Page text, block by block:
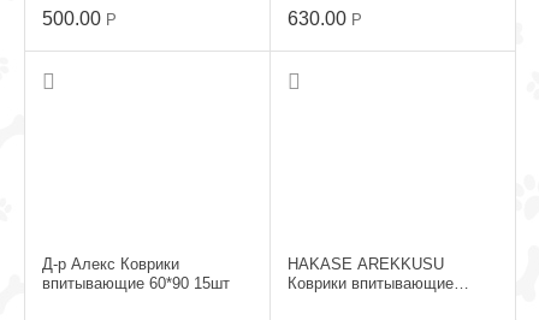
500.00 Р 630.00 Р
Д-р Алекс Коврики
впитывающие 60*90 15шт
HAKASE AREKKUSU
Коврики впитывающие